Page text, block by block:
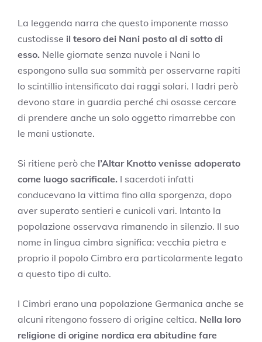
La leggenda narra che questo imponente masso
custodisse il tesoro dei Nani posto al di sotto di
esso. Nelle giornate senza nuvole i Nani lo
espongono sulla sua sommità per osservarne rapiti
lo scintillio intensificato dai raggi solari. I ladri però
devono stare in guardia perché chi osasse cercare
di prendere anche un solo oggetto rimarrebbe con
le mani ustionate.
Si ritiene però che l’Altar Knotto venisse adoperato
come luogo sacrificale. I sacerdoti infatti
conducevano la vittima fino alla sporgenza, dopo
aver superato sentieri e cunicoli vari. Intanto la
popolazione osservava rimanendo in silenzio. Il suo
nome in lingua cimbra significa: vecchia pietra e
proprio il popolo Cimbro era particolarmente legato
a questo tipo di culto.
I Cimbri erano una popolazione Germanica anche se
alcuni ritengono fossero di origine celtica. Nella loro
religione di origine nordica era abitudine fare